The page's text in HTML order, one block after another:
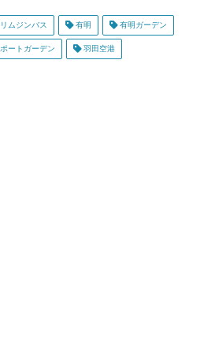
ムジンバス 有明 有明ガーデン
ートガーデン 羽田空港